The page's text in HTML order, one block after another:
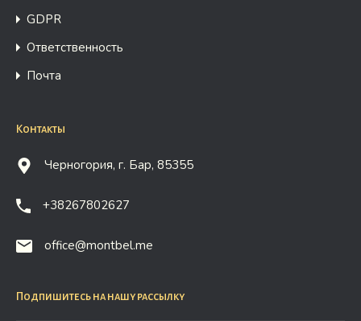
GDPR
Ответственность
Почта
Контакты
Черногория, г. Бар, 85355
+38267802627
office@montbel.me
Подпишитесь на нашу рассылку